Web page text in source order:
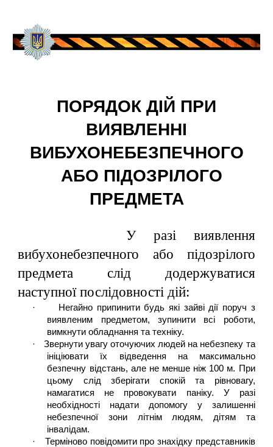
ПОРЯДОК ДІЙ ПРИ
ВИЯВЛЕННІ
ВИБУХОНЕБЕЗПЕЧНОГО
АБО ПІДОЗРІЛОГО
ПРЕДМЕТА
У разі виявлення
вибухонебезпечного або підозрілого
предмета слід додержуватися
наступної послідовності дій:
·
Негайно припинити будь які зайві дії поруч з
виявленим предметом, зупинити всі роботи,
вимкнути обладнання та техніку.
·
Звернути увагу оточуючих людей на небезпеку та
ініціювати їх відведення на максимально
безпечну відстань, але не менше ніж 100 м. При
цьому слід зберігати спокій та рівновагу,
намагатися не провокувати паніку. У разі
необхідності надати допомогу у залишенні
небезпечної зони літнім людям, дітям та
інвалідам.
·
Терміново повідомити про знахідку представників